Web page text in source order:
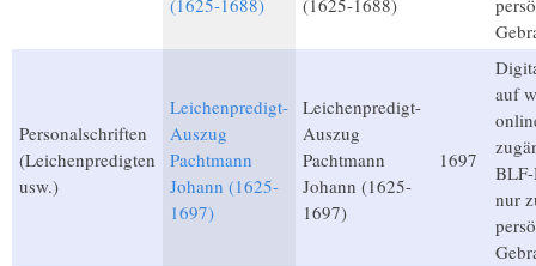
(1625-1688)
(1625-1688)
Personalschriften
(Leichenpredigten
usw.)
Leichenpredigt-
Auszug
Pachtmann
Johann (1625-
1697)
Leichenpredigt-
Auszug
Pachtmann
Johann (1625-
1697)
1697
auf
nur